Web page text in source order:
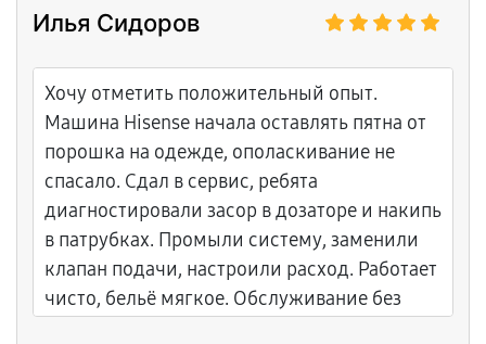
Илья Сидоров
Хочу отметить положительный опыт.
Машина Hisense начала оставлять пятна от
порошка на одежде, ополаскивание не
спасало. Сдал в сервис, ребята
диагностировали засор в дозаторе и накипь
в патрубках. Промыли систему, заменили
клапан подачи, настроили расход. Работает
чисто, бельё мягкое. Обслуживание без